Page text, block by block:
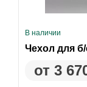
В наличии
Чехол для
от 3